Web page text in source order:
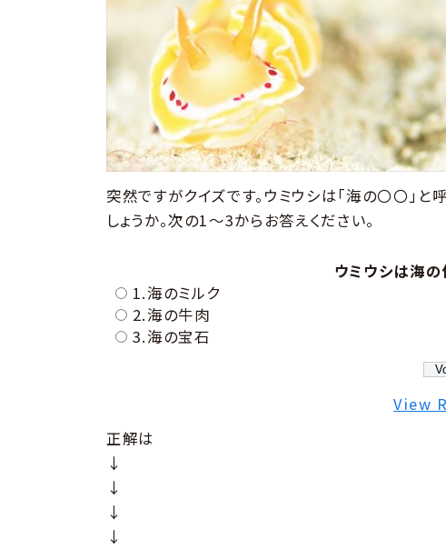
突然ですがクイズです。ウミウシは「海の〇〇」
しょうか。次の1～3からお答えください。
ウミウシは海の
1.海のミルク
2.海の牛肉
3.海の宝石
View
正解は
↓
↓
↓
↓